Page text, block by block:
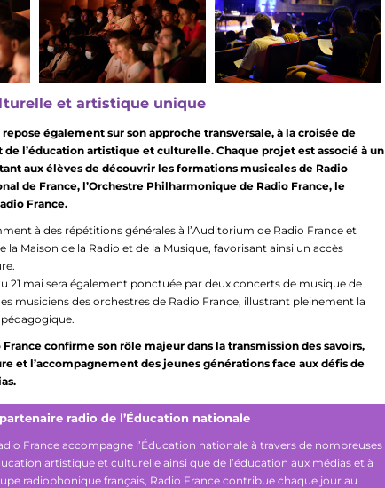
et artistique unique
également sur son approche transversale, à la croisée de
de l’éducation artistique et culturelle. Chaque projet est associé à un
aux élèves de découvrir les formations musicales de Radio
de France, l’Orchestre Philharmonique de Radio France, le
France.
à des répétitions générales à l’Auditorium de Radio France et
la Maison de la Radio et de la Musique, favorisant ainsi un accès
21 mai sera également ponctuée par deux concerts de musique de
musiciens des orchestres de Radio France, illustrant pleinement la
confirme son rôle majeur dans la transmission des savoirs,
et l’accompagnement des jeunes générations face aux défis de
radio de l’Éducation nationale
France accompagne l’Éducation nationale à travers de nombreuses
artistique et culturelle ainsi que de l’éducation aux médias et à
radiophonique français, Radio France contribue chaque jour au